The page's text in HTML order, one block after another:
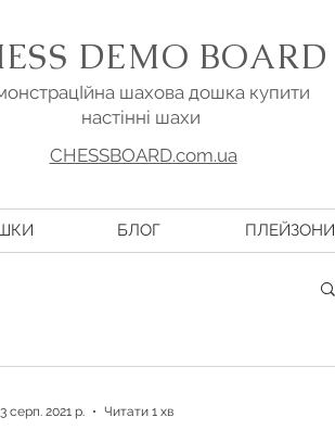
DEMO BOARD
шахова дошка купити
настінні шахи
CHESSBOARD.com.ua
БЛОГ ПЛЕЙЗОНИ
3 серп. 2021 р. Читати 1 хв